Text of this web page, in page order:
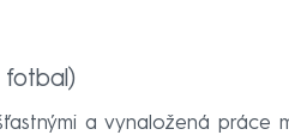
fotbal)
a vynaložená práce